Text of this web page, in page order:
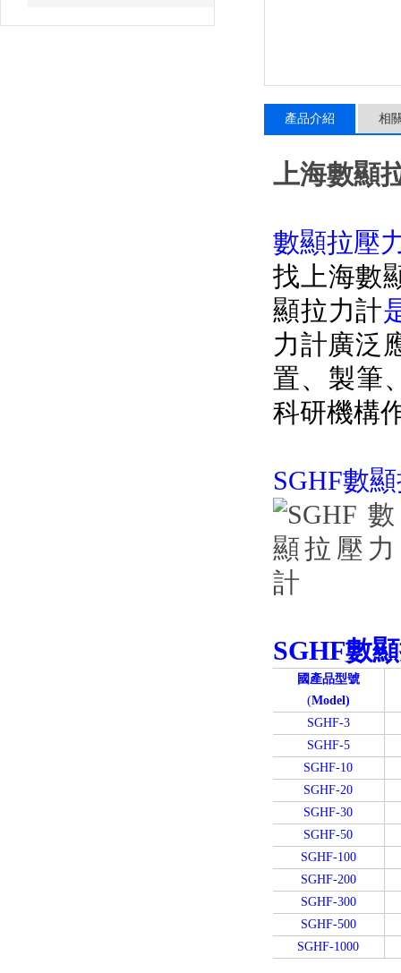
產品介紹 相
上海數顯
數顯拉壓力
找上海數
顯拉力計
力計廣泛應
置、製筆
科研機構作
SGHF數
SGHF數
國產品型號
(Model)
SGHF-3
SGHF-5
SGHF-10
SGHF-20
SGHF-30
SGHF-50
SGHF-100
SGHF-200
SGHF-300
SGHF-500
SGHF-1000